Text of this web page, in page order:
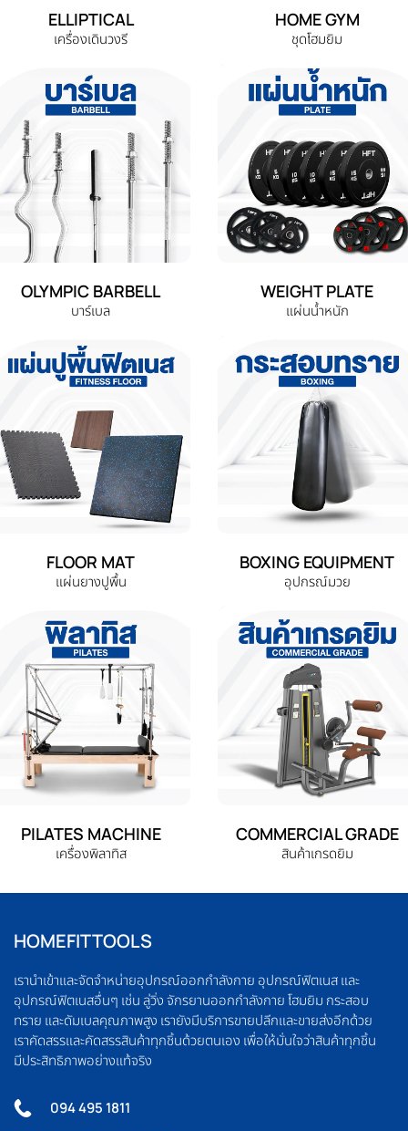
ELLIPTICAL
เครื่องเดินวงรี
HOME GYM
ชุดโฮมยิม
OLYMPIC BARBELL
บาร์เบล
WEIGHT PLATE
แผ่นน้ำหนัก
FLOOR MAT
แผ่นยางปูพื้น
BOXING EQUIPMENT
อุปกรณ์มวย
PILATES MACHINE
เครื่องพิลาทิส
COMMERCIAL GRADE
สินค้าเกรดยิม
HOMEFITTOOLS
เรานำเข้าและจัดจำหน่ายอุปกรณ์ออกกำลังกาย อุปกรณ์ฟิตเนส และ
อุปกรณ์ฟิตเนสอื่นๆ เช่น ลู่วิ่ง จักรยานออกกำลังกาย โฮมยิม กระสอบ
ทราย และดัมเบลคุณภาพสูง เรายังมีบริการขายปลีกและขายส่งอีกด้วย
เราคัดสรรและคัดสรรสินค้าทุกชิ้นด้วยตนเอง เพื่อให้มั่นใจว่าสินค้าทุกชิ้น
มีประสิทธิภาพอย่างแท้จริง
094 495 1811